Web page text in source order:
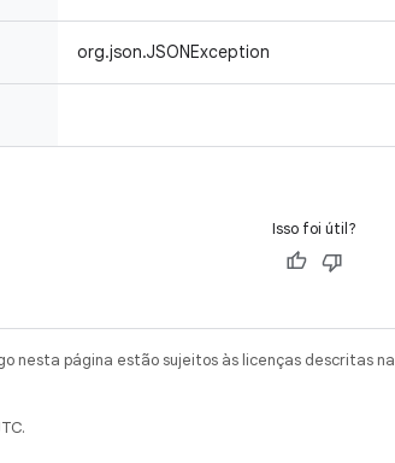
org.json.JSONException
Isso foi útil?
nesta página estão sujeitos às licenças descritas na